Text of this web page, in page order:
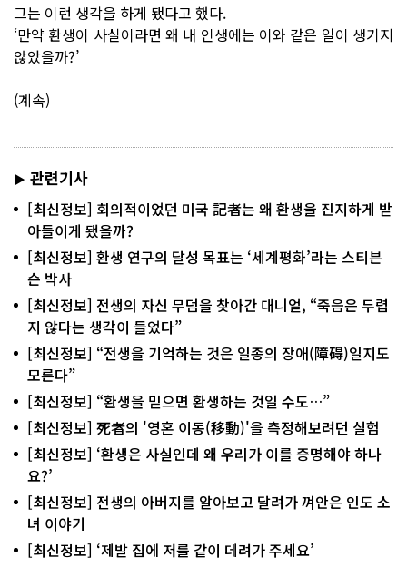
그는 이런 생각을 하게 됐다고 했다.
‘만약 환생이 사실이라면 왜 내 인생에는 이와 같은 일이 생기지
않았을까?’
(계속)
▶ 관련기사
[최신정보] 회의적이었던 미국 記者는 왜 환생을 진지하게 받
아들이게 됐을까?
[최신정보] 환생 연구의 달성 목표는 ‘세계평화’라는 스티븐
슨 박사
[최신정보] 전생의 자신 무덤을 찾아간 대니얼, “죽음은 두렵
지 않다는 생각이 들었다”
[최신정보] “전생을 기억하는 것은 일종의 장애(障碍)일지도
모른다”
[최신정보] “환생을 믿으면 환생하는 것일 수도…”
[최신정보] 死者의 '영혼 이동(移動)'을 측정해보려던 실험
[최신정보] ‘환생은 사실인데 왜 우리가 이를 증명해야 하나
요?’
[최신정보] 전생의 아버지를 알아보고 달려가 껴안은 인도 소
녀 이야기
[최신정보] ‘제발 집에 저를 같이 데려가 주세요’